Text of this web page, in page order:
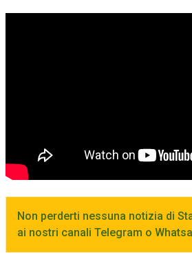
Non perderti nessuna notizia di
ai nostri canali Telegram o